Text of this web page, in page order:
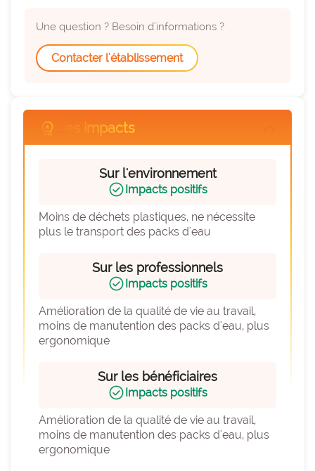
Périnatalité
expertise_perinatalite
Pharmacie Stérilisation
expertise_pharmacie_steril
SMR
expertise_smr
Soins critiques
expertise_soins_critiques
Une question ? Besoin d'informations ?
Contacter l'établissement
workspace_premium Les impacts
Sur l'environnement
check_circleImpacts positifs
Moins de déchets plastiques, ne nécessite
plus le transport des packs d'eau
Sur les professionnels
check_circleImpacts positifs
Amélioration de la qualité de vie au travail,
moins de manutention des packs d'eau, plus
ergonomique
Sur les bénéficiaires
check_circleImpacts positifs
Amélioration de la qualité de vie au travail,
moins de manutention des packs d'eau, plus
ergonomique